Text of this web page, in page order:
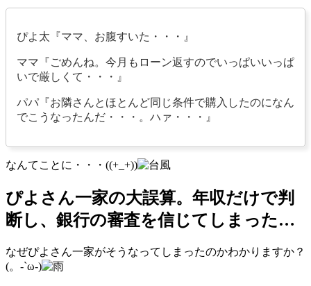
ぴよ太『ママ、お腹すいた・・・』
ママ『ごめんね。今月もローン返すのでいっぱいいっぱ
いで厳しくて・・・』
パパ『お隣さんとほとんど同じ条件で購入したのになん
でこうなったんだ・・・。ハァ・・・』
なんてことに・・・((+_+))
ぴよさん一家の大誤算。年収だけで判
断し、銀行の審査を信じてしまった…
なぜぴよさん一家がそうなってしまったのかわかりますか？
(。-`ω-)